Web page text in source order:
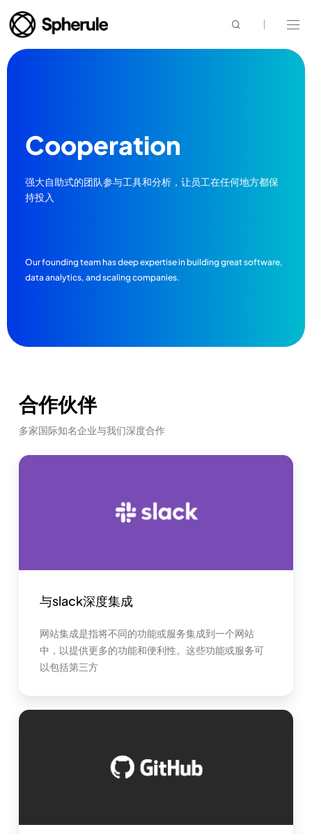
mo008_35054
-
设
计
Cooperation
强大自助式的团队参与工具和分析，让员工在任何地方都保
持投入
Our founding team has deep expertise in building great software,
data analytics, and scaling companies.
合作伙伴
多家国际知名企业与我们深度合作
与slack深度集成
网站集成是指将不同的功能或服务集成到一个网站
中，以提供更多的功能和便利性。这些功能或服务可
以包括第三方